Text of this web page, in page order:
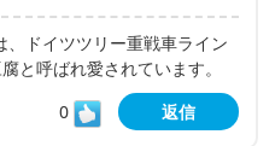
、ドイツツリー重戦車ライン
と呼ばれ愛されています。
0
返信